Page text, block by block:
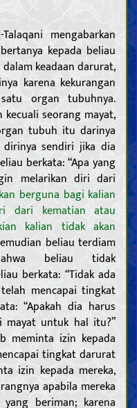
mengabarkan
kepada beliau
keadaan darurat,
karena kekurangan
organ tubuhnya.
seorang mayat,
tubuh itu darinya
dirinya sendiri jika dia
berkata: “Apa yang
melarikan diri dari
berguna bagi kalian
dari kematian atau
kalian tidak akan
beliau terdiam
beliau tidak
berkata: “Tidak ada
mencapai tingkat
“Apakah dia harus
mayat untuk hal itu?”
meminta izin kepada
tingkat darurat
izin kepada mereka,
apabila mereka
beriman; karena